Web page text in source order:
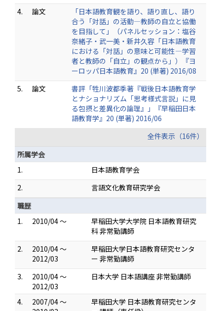
4.
論文
「日本語教育観を語り、語り直し、語り
合う「対話」の活動―教師の自立と協働
を目指して」（パネルセッション：塩谷
奈緒子・武一美・新井久容「日本語教育
における「対話」の意味と可能性―学習
者と教師の「自立」の観点から」）『ヨ
ーロッパ日本語教育』20 (単著) 2016/08
5.
論文
書評「牲川波都季著『戦後日本語教育学
とナショナリズム「思考様式言説」に見
る包摂と差異化の論理』」『早稲田日本
語教育学』20 (単著) 2016/06
全件表示（16件）
所属学会
1.
日本語教育学会
2.
言語文化教育研究学会
職歴
1.
2010/04 ～
早稲田大学大学院 日本語教育研究
科 非常勤講師
2.
2010/04 ～
2012/03
早稲田大学日本語教育研究センタ
ー 非常勤講師
3.
2010/04 ～
2012/03
日本大学 日本語講座 非常勤講師
4.
2007/04 ～
早稲田大学 日本語教育研究センタ